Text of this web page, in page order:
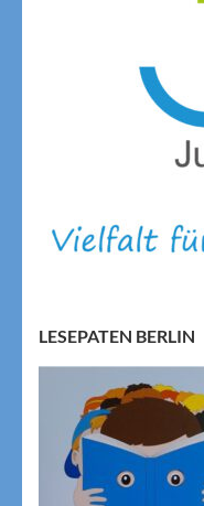
LESEPATEN BERLIN